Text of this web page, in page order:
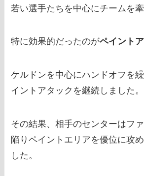
若い選手たちを中心にチームを牽
特に効果的だったのがペイント
ケルドンを中心にハンドオフを
イントアタックを継続しました。
その結果、相手のセンターはフ
陥りペイントエリアを優位に攻
した。